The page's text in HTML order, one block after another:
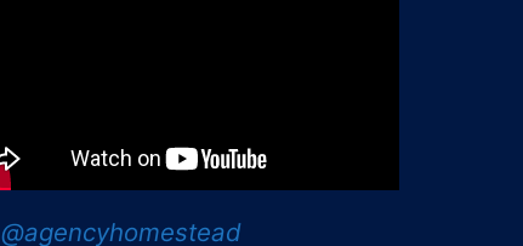
@agencyhomestead